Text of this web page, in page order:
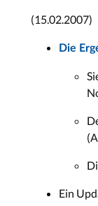
(15.02.2007)
Die
Ein